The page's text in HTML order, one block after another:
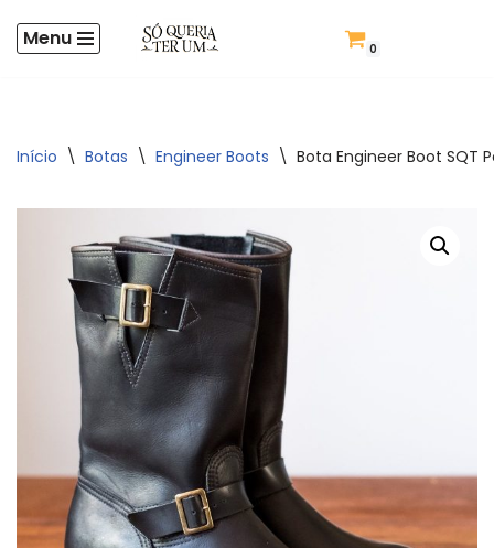
Pular
conteúdo
Menu 0
Início \ Botas \ Engineer Boots \ Bota Engineer Boot SQT